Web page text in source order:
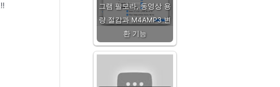
그램 필모라, 동영상 용
량 절감과 M4AMP3 변
환 기능